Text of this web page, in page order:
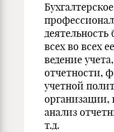
деятельность
всех во всех
ведение
отчетности,
учетной
организации,
анализ
т.д.